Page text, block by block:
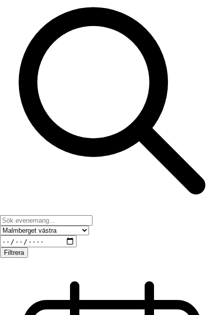
Filtrera